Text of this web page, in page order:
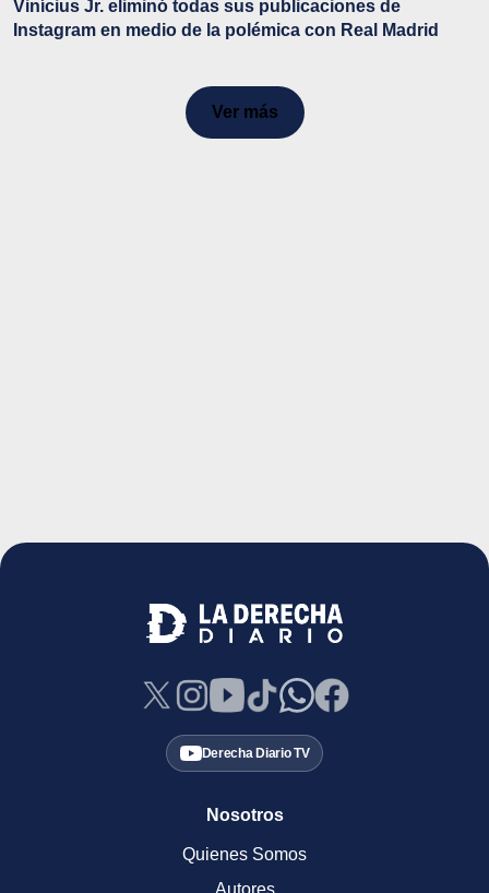
Vinícius Jr. eliminó todas sus publicaciones de
Instagram en medio de la polémica con Real Madrid
Ver más
Derecha Diario TV
Nosotros
Quienes Somos